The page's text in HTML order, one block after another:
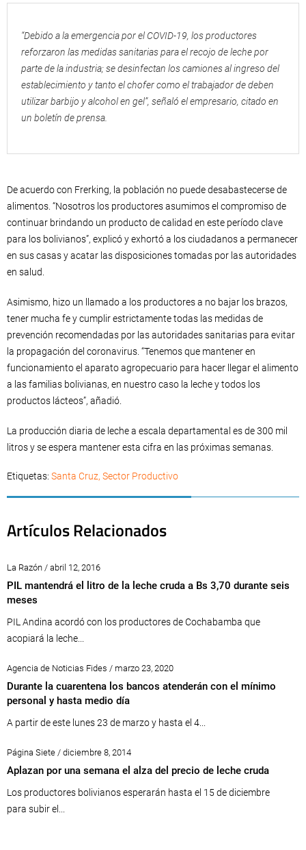
“Debido a la emergencia por el COVID-19, los productores
reforzaron las medidas sanitarias para el recojo de leche por
parte de la industria; se desinfectan los camiones al ingreso del
establecimiento y tanto el chofer como el trabajador de deben
utilizar barbijo y alcohol en gel”, señaló el empresario, citado en
un boletín de prensa.
De acuerdo con Frerking, la población no puede desabastecerse de
alimentos. “Nosotros los productores asumimos el compromiso de
continuar brindando un producto de calidad en este período clave
para los bolivianos”, explicó y exhortó a los ciudadanos a permanecer
en sus casas y acatar las disposiciones tomadas por las autoridades
en salud.
Asimismo, hizo un llamado a los productores a no bajar los brazos,
tener mucha fe y cumplir estrictamente todas las medidas de
prevención recomendadas por las autoridades sanitarias para evitar
la propagación del coronavirus. “Tenemos que mantener en
funcionamiento el aparato agropecuario para hacer llegar el alimento
a las familias bolivianas, en nuestro caso la leche y todos los
productos lácteos”, añadió.
La producción diaria de leche a escala departamental es de 300 mil
litros y se espera mantener esta cifra en las próximas semanas.
Etiquetas: Santa Cruz, Sector Productivo
Artículos Relacionados
La Razón / abril 12, 2016
PIL mantendrá el litro de la leche cruda a Bs 3,70 durante seis
meses
PIL Andina acordó con los productores de Cochabamba que
acopiará la leche...
Agencia de Noticias Fides / marzo 23, 2020
Durante la cuarentena los bancos atenderán con el mínimo
personal y hasta medio día
A partir de este lunes 23 de marzo y hasta el 4...
Página Siete / diciembre 8, 2014
Aplazan por una semana el alza del precio de leche cruda
Los productores bolivianos esperarán hasta el 15 de diciembre
para subir el...